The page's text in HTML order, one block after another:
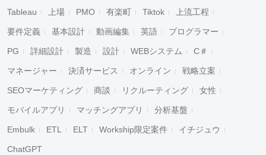
Tableau 上場 PMO 有楽町 Tiktok 上流工程
要件定義 基本設計 動画編集 英語 プログラマー
PG 詳細設計 製造 設計 WEBシステム C＃
マネージャー 決済サービス オンライン 戦略立案
SEOマーケティング 商談 リクルーティング 女性
モバイルアプリ マッチングアプリ 分析基盤
Embulk ETL ELT Workship限定案件 イチジュウ
ChatGPT